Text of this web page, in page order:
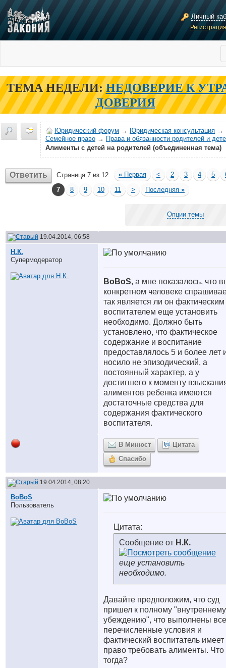
Личный
ТЕМА НЕДЕЛИ: НЕДОВЕРИЕ К
ДОВЕРИЯ
Юридический форум → Юридическая консультация →
Семейное право → Права и обязанности родителей и
Алименты с детей на родителей (объединенная тема)
Ответить Страница 7 из 12 « Первая < 2 3 4 5
7
8 9 10 11 > Последняя »
Опции темы
19.04.2014, 06:58
Н.К.
Супермодератор
BoBoS, а мне показалось, что
конкретном человеке
так является ли он фактическим
воспитателем еще установить
необходимо. Должно быть
установлено, что фактическое
содержание и воспитание
предоставлялось 5 и более лет
носило не эпизодический, а
постоянный характер, а у
достигшего к моменту
алиментов ребенка имеются
достаточные средства для
содержания фактического
воспитателя.
В Минюст
Цитата
Спасибо
19.04.2014, 08:20
BoBoS
Пользователь
Цитата:
Сообщение от Н.К.
еще установить
необходимо.
Давайте предположим, что суд
пришел к полному "внутреннему
убеждению", что выполнены все
перечисленные условия и
фактический воспитатель имеет
право требовать алименты. Что
тогда?